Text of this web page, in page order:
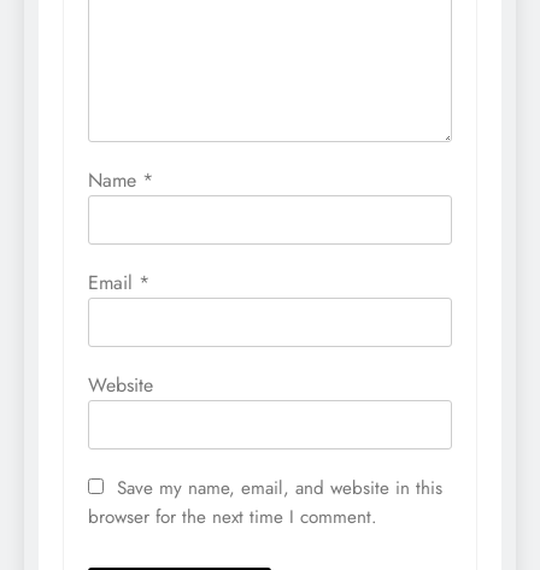
Name *
Email *
Website
Save my name, email, and website in this
browser for the next time I comment.